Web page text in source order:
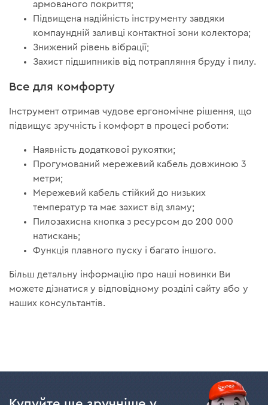
армованого покриття;
Підвищена надійність інструменту завдяки
компаундній заливці контактної зони колектора;
Знижений рівень вібрації;
Захист підшипників від потрапляння бруду і пилу.
Все для комфорту
Інструмент отримав чудове ергономічне рішення, що
підвищує зручність і комфорт в процесі роботи:
Наявність додаткової рукоятки;
Прогумований мережевий кабель довжиною 3
метри;
Мережевий кабель стійкий до низьких
температур та має захист від зламу;
Пилозахисна кнопка з ресурсом до 200 000
натискань;
Функція плавного пуску і багато іншого.
Більш детальну інформацію про наші новинки Ви
можете дізнатися у відповідному розділі сайту або у
наших консультантів.